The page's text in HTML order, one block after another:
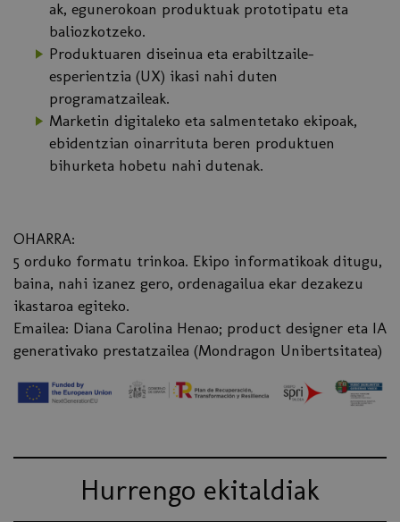
ak, egunerokoan produktuak prototipatu eta
baliozkotzeko.
Produktuaren diseinua eta erabiltzaile-
esperientzia (UX) ikasi nahi duten
programatzaileak.
Marketin digitaleko eta salmentetako ekipoak,
ebidentzian oinarrituta beren produktuen
bihurketa hobetu nahi dutenak.
OHARRA:
5 orduko formatu trinkoa. Ekipo informatikoak ditugu,
baina, nahi izanez gero, ordenagailua ekar dezakezu
ikastaroa egiteko.
Emailea: Diana Carolina Henao; product designer eta IA
generativako prestatzailea (Mondragon Unibertsitatea)
Hurrengo ekitaldiak